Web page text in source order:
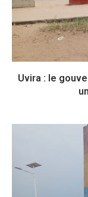
Uvira : le